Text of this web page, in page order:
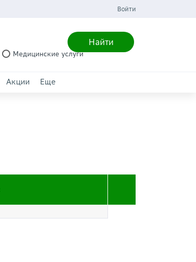
Войти
Найти
Медицинские услуги
Акции Еще